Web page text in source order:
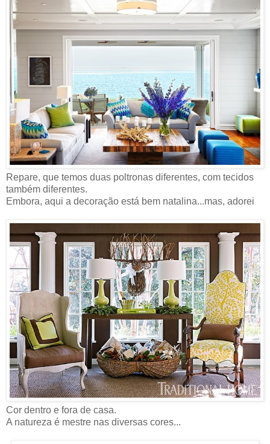
Repare, que temos duas poltronas diferentes, com tecidos
também diferentes.
Embora, aqui a decoração está bem natalina...mas, adorei
Cor dentro e fora de casa.
A natureza é mestre nas diversas cores...